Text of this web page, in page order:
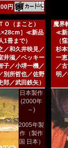
円
Ｏ（まこと）
］≪新品
冊まで）
／和久井映見／
井滋／ベッキー
子／小堺一機／
別所哲也／佐野
郎／武田鉄矢）
日本製作
(2000年
～)
2005年製
作（製作
国 日本）
魔界
≪新
（
杉
一
／
明